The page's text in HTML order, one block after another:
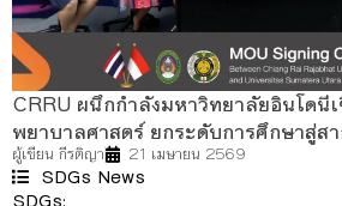
CRRU ผนึกกำลังมหาวิทยาลัยอินโดนี
พยาบาลศาสตร์ ยกระดับการศึกษาสู่ส
ผู้เขียน กีรติญา 21 เมษายน 2569
SDGs News